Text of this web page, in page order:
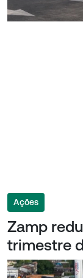
Ações
Zamp
trimestre